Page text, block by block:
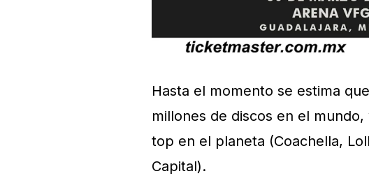
Hasta el momento se estima
millones de discos en el
top en el planeta (Coachella,
Capital).